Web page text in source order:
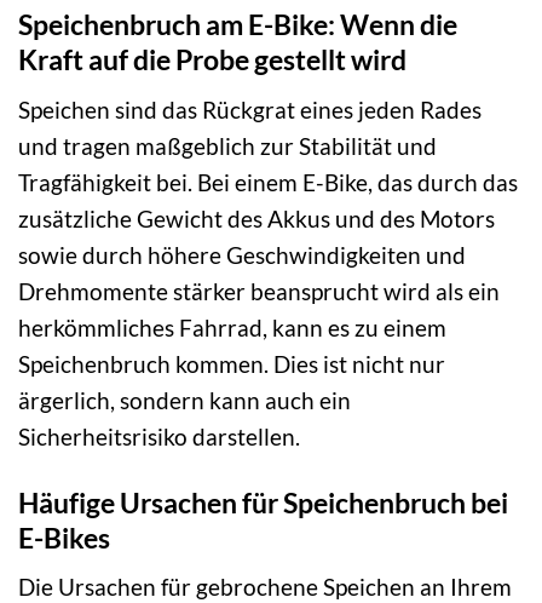
Speichenbruch am E-Bike: Wenn die
Kraft auf die Probe gestellt wird
Speichen sind das Rückgrat eines jeden Rades
und tragen maßgeblich zur Stabilität und
Tragfähigkeit bei. Bei einem E-Bike, das durch das
zusätzliche Gewicht des Akkus und des Motors
sowie durch höhere Geschwindigkeiten und
Drehmomente stärker beansprucht wird als ein
herkömmliches Fahrrad, kann es zu einem
Speichenbruch kommen. Dies ist nicht nur
ärgerlich, sondern kann auch ein
Sicherheitsrisiko darstellen.
Häufige Ursachen für Speichenbruch bei
E-Bikes
Die Ursachen für gebrochene Speichen an Ihrem